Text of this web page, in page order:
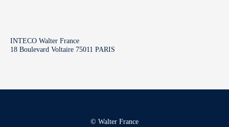
INTECO Walter France
18 Boulevard Voltaire 75011 PARIS
© Walter France